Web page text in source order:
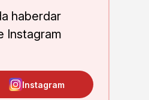
haberdar
Instagram
Instagram